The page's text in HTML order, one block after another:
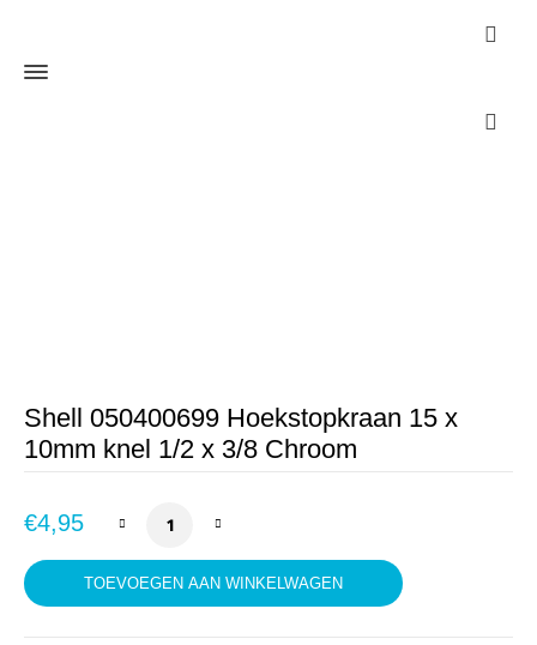
Shell 050400699 Hoekstopkraan 15 x
10mm knel 1/2 x 3/8 Chroom
€4,95 Shell 050400699 Hoekstopkraan 15 x
TOEVOEGEN AAN WINKELWAGEN